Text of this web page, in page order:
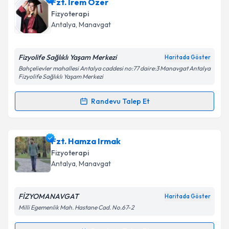
Takvim Talebini Gönder
için bir takvim hazırlandığında e-posta ile
bilgilendireceğiz.
E-posta Adresiniz
Kişisel verilerimin işlenmesine ilişkin
Metni'ni okudum ve kişisel verilerimin belirtilen
kapsamda işlenmesini kabul ediyorum.
Takvim Talebini Gönder
Fzt. İrem Özer
Fizyoterapi
Antalya, Manavgat
Fizyolife Sağlıklı Yaşam Merkezi Haritada Göster
Bahçelievler mahallesi Antalya caddesi no:77 daire:3 Manavgat Antalya
Fizyolife Sağlıklı Yaşam Merkezi
Randevu Talep Et
Randevu Takvimi Talebi
Fzt. İrem Özeriçin randevu takvimi talebi oluşturun.
Size bu uzmandan randevu almanız için bir takvim
hazırlandığında e-posta ile bilgilendireceğiz.
Fzt. Hamza Irmak
Fizyoterapi
Antalya, Manavgat
FİZYOMANAVGAT Haritada Göster
Milli Egemenlik Mah. Hastane Cad. No.67-2